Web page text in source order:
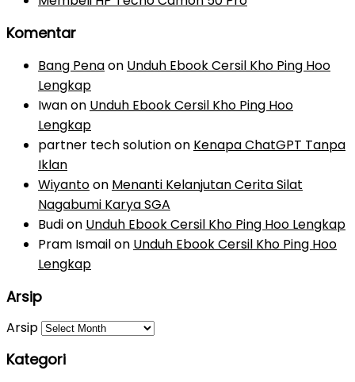
Komentar
Bang Penaon Unduh Ebook Cersil Kho Ping Hoo
Lengkap
Iwanon Unduh Ebook Cersil Kho Ping Hoo
Lengkap
partner tech solutionon Kenapa ChatGPT Tanpa
Iklan
Wiyantoon Menanti Kelanjutan Cerita Silat
Nagabumi Karya SGA
Budion Unduh Ebook Cersil Kho Ping Hoo Lengkap
Pram Ismailon Unduh Ebook Cersil Kho Ping Hoo
Lengkap
Arsip
Arsip
Kategori